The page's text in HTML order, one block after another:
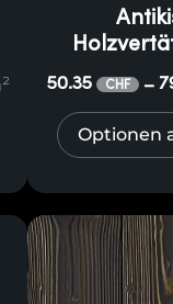
50.35 CHF –
Optionen